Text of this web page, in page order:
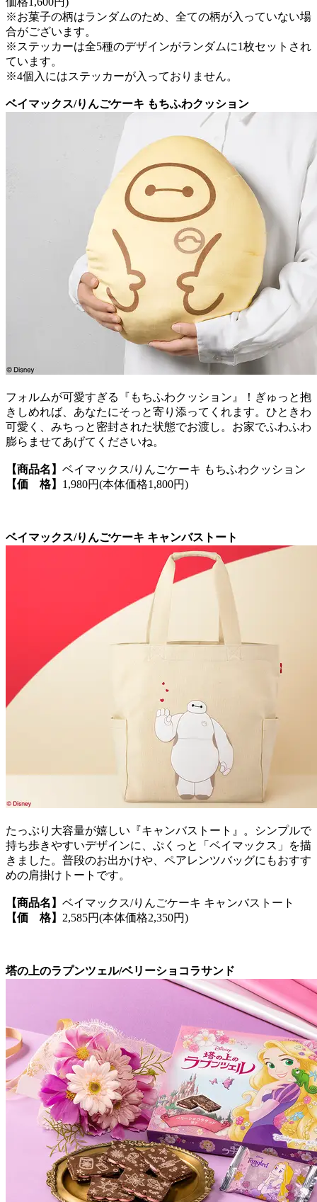
※お菓子の柄はランダムのため、全ての柄が入っていない場
合がございます。
※ステッカーは全5種のデザインがランダムに1枚セットされ
ています。
※4個入にはステッカーが入っておりません。
ベイマックス/りんごケーキ もちふわクッション
フォルムが可愛すぎる『もちふわクッション』！ぎゅっと抱
きしめれば、あなたにそっと寄り添ってくれます。ひときわ
可愛く、みちっと密封された状態でお渡し。お家でふわふわ
膨らませてあげてくださいね。
【商品名】 ベイマックス/りんごケーキ もちふわクッション
【価 格】 1,980円(本体価格1,800円)
ベイマックス/りんごケーキ キャンバストート
たっぷり大容量が嬉しい『キャンバストート』。シンプルで
持ち歩きやすいデザインに、ぷくっと「ベイマックス」を描
きました。普段のお出かけや、ペアレンツバッグにもおすす
めの肩掛けトートです。
【商品名】 ベイマックス/りんごケーキ キャンバストート
【価 格】 2,585円(本体価格2,350円)
塔の上のラプンツェル/ベリーショコラサンド